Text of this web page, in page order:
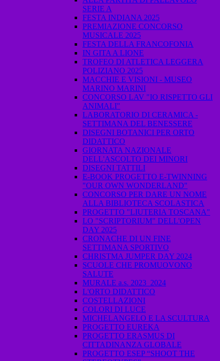
SERIE A
FESTA INDIANA 2025
PREMIAZIONE CONCORSO
MUSICALE 2025
FESTA DELLA FRANCOFONIA
IN GITA A LIONE
TROFEO DI ATLETICA LEGGERA
POLIZIANO 2025
MACCHIE E VISIONI - MUSEO
MARINO MARINI
CONCORSO LAV "IO RISPETTO GLI
ANIMALI"
LABORATORIO DI CERAMICA -
SETTIMANA DEL BENESSERE
DISEGNI BOTANICI PER ORTO
DIDATTICO
GIORNATA NAZIONALE
DELL'ASCOLTO DEI MINORI
DISEGNI TATTILI
E-BOOK PROGETTO E-TWINNING
"OUR OWN WONDERLAND"
CONCORSO PER DARE UN NOME
ALLA BIBLIOTECA SCOLASTICA
PROGETTO "LIUTERIA TOSCANA"
LO "SCRIPTORIUM" DELL'OPEN
DAY 2025
CRONACHE DI UN FINE
SETTIMANA SPORTIVO
CHRISTMA JUMPER DAY 2024
SCUOLE CHE PROMUOVONO
SALUTE
MURALE a.s. 2023_2024
L'ORTO DIDATTICO
COSTELLAZIONI
COLORI DI LUCE
MICHELANGELO E LA SCULTURA
PROGETTO EUREKA
PROGETTO ERASMUS DI
CITTADINANZA GLOBALE
PROGETTO ESEP “SHOOT THE